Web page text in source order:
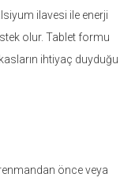
ilavesi ile enerji
olur. Tablet formu
ihtiyaç duyduğu
önce veya